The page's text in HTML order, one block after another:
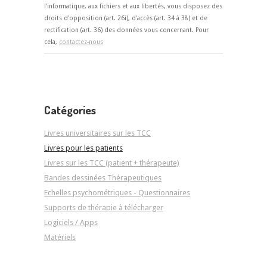
l'informatique, aux fichiers et aux libertés, vous disposez des
droits d'opposition (art. 26i), d'accès (art. 34 à 38) et de
rectification (art. 36) des données vous concernant. Pour
cela, contactez-nous
Catégories
Livres universitaires sur les TCC
Livres pour les patients
Livres sur les TCC (patient + thérapeute)
Bandes dessinées Thérapeutiques
Echelles psychométriques - Questionnaires
Supports de thérapie à télécharger
Logiciels / Apps
Matériels